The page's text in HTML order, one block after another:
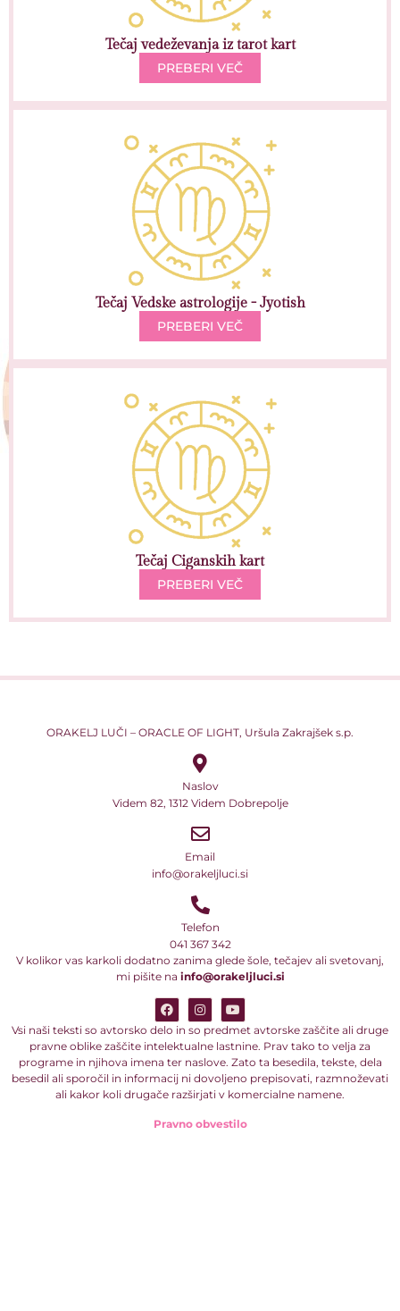
Tečaj vedeževanja iz tarot kart
PREBERI VEČ
Tečaj Vedske astrologije - Jyotish
PREBERI VEČ
Tečaj Ciganskih kart
PREBERI VEČ
ORAKELJ LUČI – ORACLE OF LIGHT, Uršula Zakrajšek s.p.
Naslov
Videm 82, 1312 Videm Dobrepolje
Email
info@orakeljluci.si
Telefon
041 367 342
V kolikor vas karkoli dodatno zanima glede šole, tečajev ali svetovanj,
mi pišite na info@orakeljluci.si
Vsi naši teksti so avtorsko delo in so predmet avtorske zaščite ali druge
pravne oblike zaščite intelektualne lastnine. Prav tako to velja za
programe in njihova imena ter naslove. Zato ta besedila, tekste, dela
besedil ali sporočil in informacij ni dovoljeno prepisovati, razmnoževati
ali kakor koli drugače razširjati v komercialne namene.
Pravno obvestilo